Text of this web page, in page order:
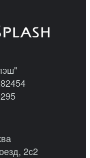
2с2